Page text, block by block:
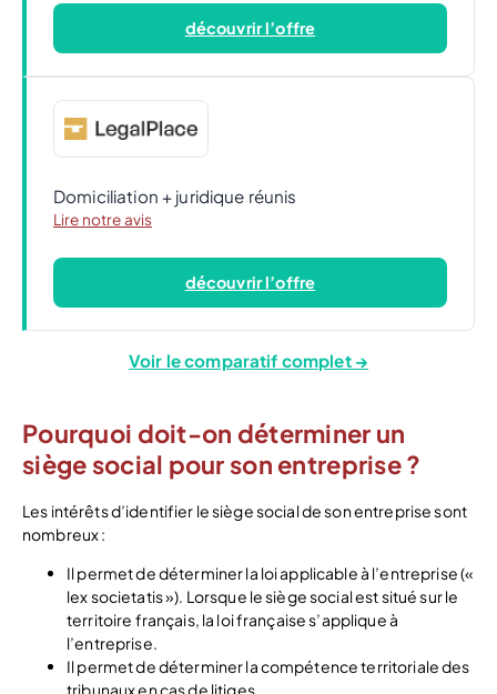
découvrir l’offre
Domiciliation + juridique réunis
Lire notre avis
découvrir l’offre
Voir le comparatif complet →
Pourquoi doit-on déterminer un
siège social pour son entreprise ?
Les intérêts d’identifier le siège social de son entreprise sont
nombreux :
Il permet de déterminer la loi applicable à l’entreprise («
lex societatis »). Lorsque le siège social est situé sur le
territoire français, la loi française s’applique à
l’entreprise.
Il permet de déterminer la compétence territoriale des
tribunaux en cas de litiges